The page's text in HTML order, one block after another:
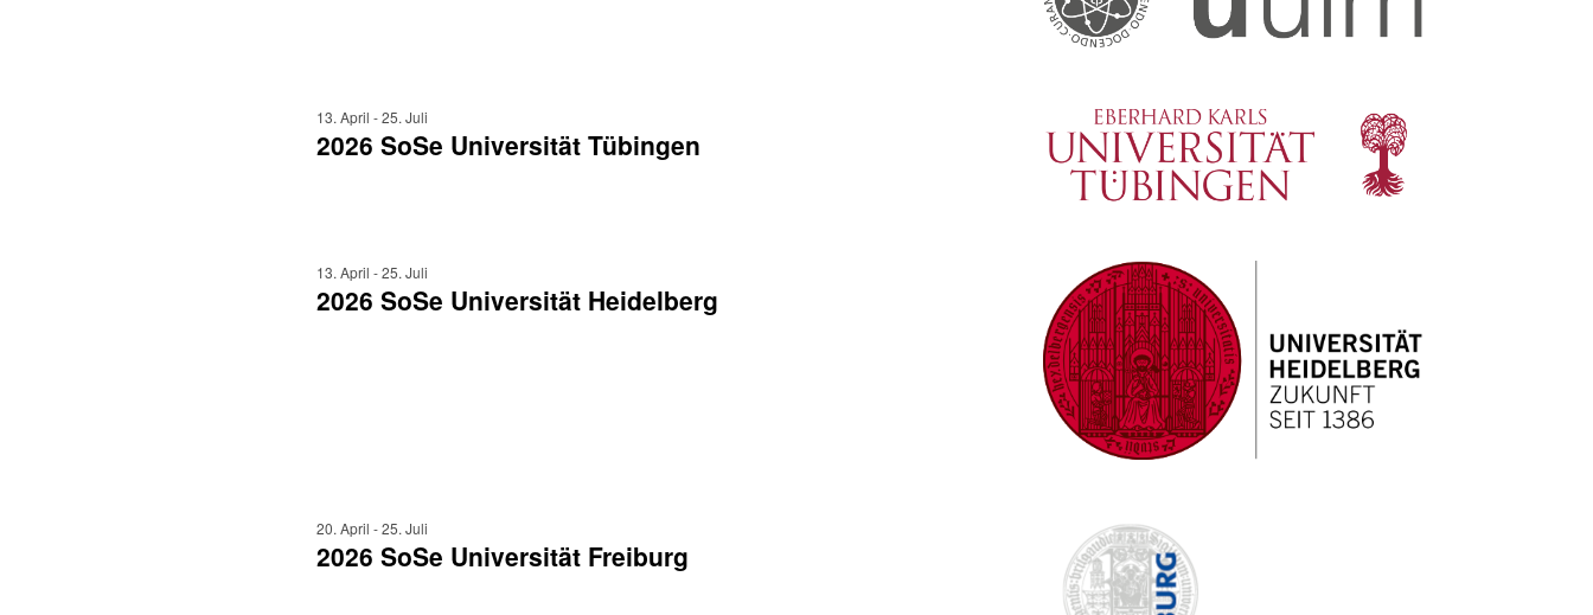
2026 SoSe Universität Tübingen
13. April -25. Juli
2026 SoSe Universität Heidelberg
13. April -25. Juli
2026 SoSe Universität Freiburg
20. April -25. Juli